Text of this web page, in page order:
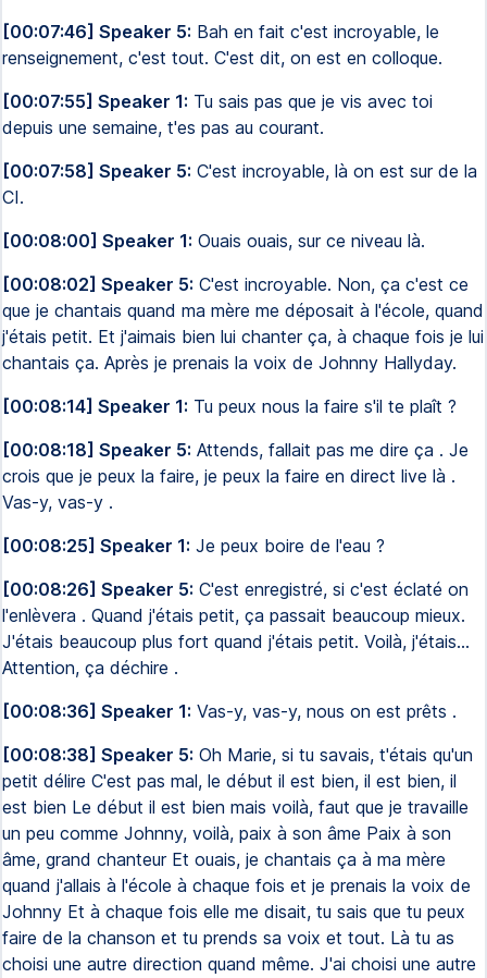
[00:07:46] Speaker 5: Bah en fait c'est incroyable, le
renseignement, c'est tout. C'est dit, on est en colloque.
[00:07:55] Speaker 1: Tu sais pas que je vis avec toi
depuis une semaine, t'es pas au courant.
[00:07:58] Speaker 5: C'est incroyable, là on est sur de la
CI.
[00:08:00] Speaker 1: Ouais ouais, sur ce niveau là.
[00:08:02] Speaker 5: C'est incroyable. Non, ça c'est ce
que je chantais quand ma mère me déposait à l'école, quand
j'étais petit. Et j'aimais bien lui chanter ça, à chaque fois je lui
chantais ça. Après je prenais la voix de Johnny Hallyday.
[00:08:14] Speaker 1: Tu peux nous la faire s'il te plaît ?
[00:08:18] Speaker 5: Attends, fallait pas me dire ça . Je
crois que je peux la faire, je peux la faire en direct live là .
Vas-y, vas-y .
[00:08:25] Speaker 1: Je peux boire de l'eau ?
[00:08:26] Speaker 5: C'est enregistré, si c'est éclaté on
l'enlèvera . Quand j'étais petit, ça passait beaucoup mieux.
J'étais beaucoup plus fort quand j'étais petit. Voilà, j'étais...
Attention, ça déchire .
[00:08:36] Speaker 1: Vas-y, vas-y, nous on est prêts .
[00:08:38] Speaker 5: Oh Marie, si tu savais, t'étais qu'un
petit délire C'est pas mal, le début il est bien, il est bien, il
est bien Le début il est bien mais voilà, faut que je travaille
un peu comme Johnny, voilà, paix à son âme Paix à son
âme, grand chanteur Et ouais, je chantais ça à ma mère
quand j'allais à l'école à chaque fois et je prenais la voix de
Johnny Et à chaque fois elle me disait, tu sais que tu peux
faire de la chanson et tu prends sa voix et tout. Là tu as
choisi une autre direction quand même. J'ai choisi une autre